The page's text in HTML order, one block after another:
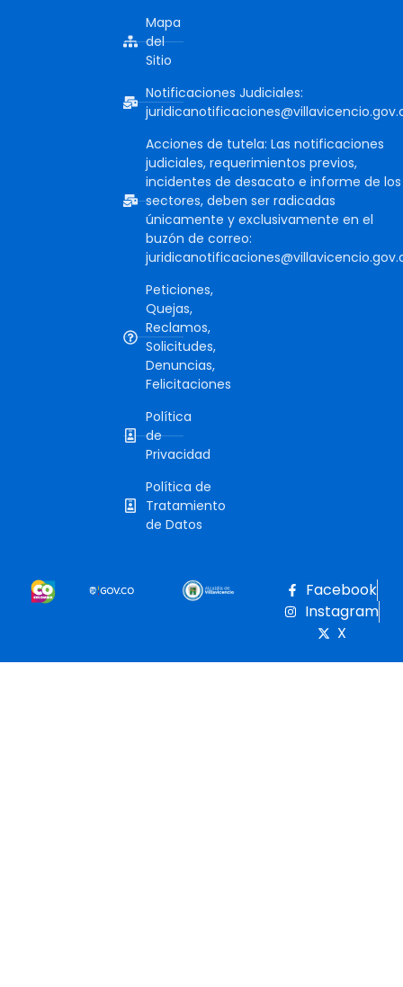
Mapa
del
Sitio
Notificaciones Judiciales:
Acciones de tutela: Las notificaciones
judiciales, requerimientos previos,
incidentes de desacato e informe de los
sectores, deben ser radicadas
únicamente y exclusivamente en el
buzón de correo:
Peticiones,
Quejas,
Reclamos,
Solicitudes,
Denuncias,
Felicitaciones
Política
de
Privacidad
Política de
Tratamiento
de Datos
Facebook
Instagram
X